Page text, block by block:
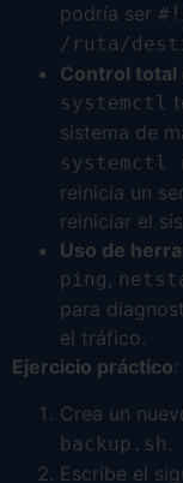
podría ser
/ruta/
Control total
systemctl
sistema de
systemctl
reinicia un
reiniciar el
Uso de
ping ,
para
el tráfico.
Ejercicio práctico:
Crea un
backup.sh .
Escribe el